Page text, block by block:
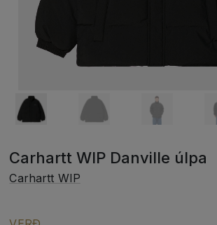
Carhartt WIP Danville úlpa
Carhartt WIP